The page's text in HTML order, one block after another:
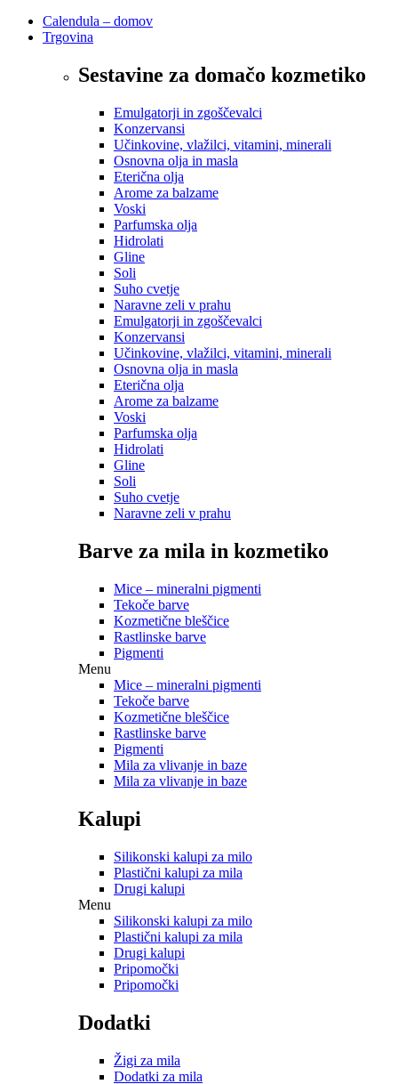
Calendula – domov
Trgovina
Sestavine za domačo kozmetiko
Emulgatorji in zgoščevalci
Konzervansi
Učinkovine, vlažilci, vitamini, minerali
Osnovna olja in masla
Eterična olja
Arome za balzame
Voski
Parfumska olja
Hidrolati
Gline
Soli
Suho cvetje
Naravne zeli v prahu
Emulgatorji in zgoščevalci
Konzervansi
Učinkovine, vlažilci, vitamini, minerali
Osnovna olja in masla
Eterična olja
Arome za balzame
Voski
Parfumska olja
Hidrolati
Gline
Soli
Suho cvetje
Naravne zeli v prahu
Barve za mila in kozmetiko
Mice – mineralni pigmenti
Tekoče barve
Kozmetične bleščice
Rastlinske barve
Pigmenti
Menu
Mice – mineralni pigmenti
Tekoče barve
Kozmetične bleščice
Rastlinske barve
Pigmenti
Mila za vlivanje in baze
Mila za vlivanje in baze
Kalupi
Silikonski kalupi za milo
Plastični kalupi za mila
Drugi kalupi
Menu
Silikonski kalupi za milo
Plastični kalupi za mila
Drugi kalupi
Pripomočki
Pripomočki
Dodatki
Žigi za mila
Dodatki za mila